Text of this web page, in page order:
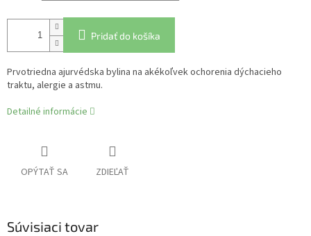
Pridať do košíka
Prvotriedna ajurvédska bylina na akékoľvek ochorenia dýchacieho
traktu, alergie a astmu.
Detailné informácie
OPÝTAŤ SA ZDIEĽAŤ
Súvisiaci tovar